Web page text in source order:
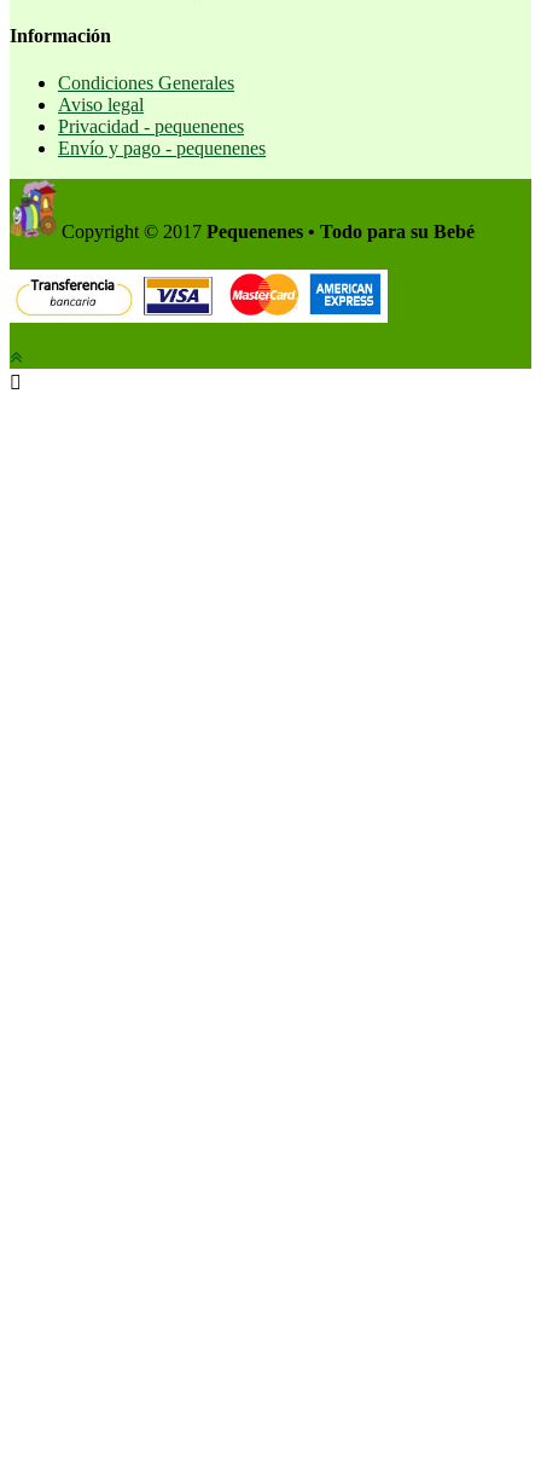
Información
Condiciones Generales
Aviso legal
Privacidad - pequenenes
Envío y pago - pequenenes
Copyright © 2017 Pequenenes • Todo para su Bebé
